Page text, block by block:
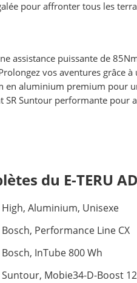
pour affronter tous les
assistance puissante de
vos aventures grâce
en aluminium premium pour
SR Suntour performante
du E-TERU
High, Aluminium, Unisexe
Bosch, Performance Line CX
Bosch, InTube 800 Wh
Suntour, Mobie34-D-Boost